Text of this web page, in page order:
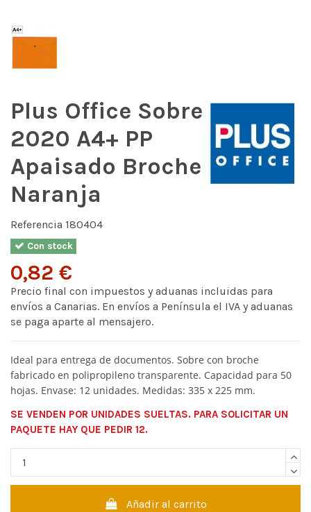
Plus Office Sobre
2020 A4+ PP
Apaisado Broche
Naranja
Referencia 180404
Con stock
0,82 €
Precio final con impuestos y aduanas incluidas para
envíos a Canarias. En envíos a Península el IVA y aduanas
se paga aparte al mensajero.
Ideal para entrega de documentos. Sobre con broche
fabricado en polipropileno transparente. Capacidad para 50
hojas. Envase: 12 unidades. Medidas: 335 x 225 mm.
SE VENDEN POR UNIDADES SUELTAS. PARA SOLICITAR UN
PAQUETE HAY QUE PEDIR 12.
Añadir al carrito